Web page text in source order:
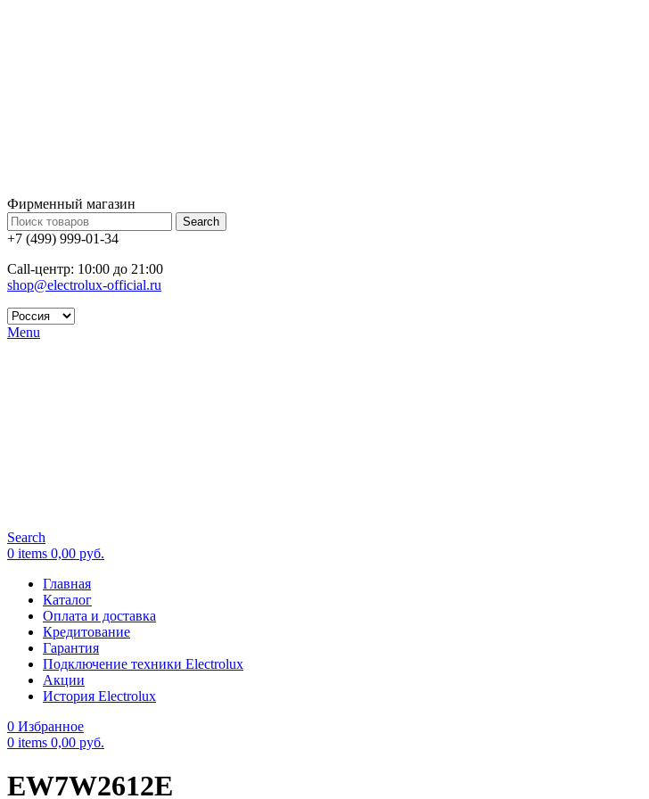
Фирменный магазин
Search
+7 (499) 999-01-34
Call-центр: 10:00 до 21:00
shop@electrolux-official.ru
Menu
Search
0 items 0,00 руб.
Главная
Каталог
Оплата и доставка
Кредитование
Гарантия
Подключение техники Electrolux
Акции
История Electrolux
0 Избранное
0 items 0,00 руб.
EW7W2612E